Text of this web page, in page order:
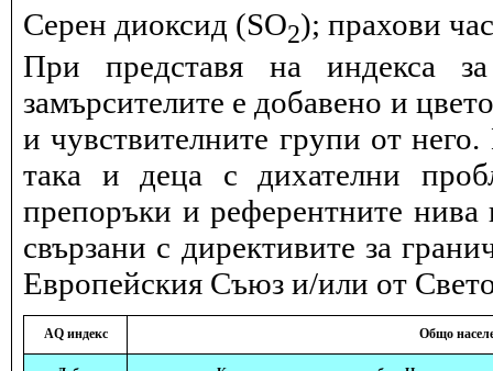
Серен диоксид (SO2); прахови
При представя на индекса
замърсителите е добавено и
и чувствителните групи от
така и деца с дихателни
препоръки и референтните нива
свързани с директивите за
Европейския Съюз и/или от
AQ индекс Общо